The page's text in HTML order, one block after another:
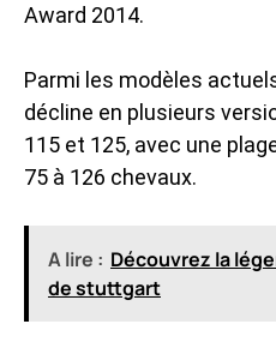
Award 2014.
Parmi les modèles
décline en plusieurs
115 et 125, avec une
75 à 126 chevaux.
A lire : Découvrez la
de stuttgart